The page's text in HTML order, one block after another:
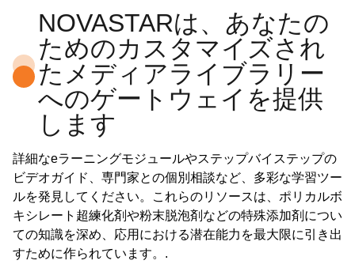
NOVASTARは、あなたの
ためのカスタマイズされ
たメディアライブラリー
へのゲートウェイを提供
します
詳細なeラーニングモジュールやステップバイステップの
ビデオガイド、専門家との個別相談など、多彩な学習ツー
ルを発見してください。これらのリソースは、ポリカルボ
キシレート超練化剤や粉末脱泡剤などの特殊添加剤につい
ての知識を深め、応用における潜在能力を最大限に引き出
すために作られています。.